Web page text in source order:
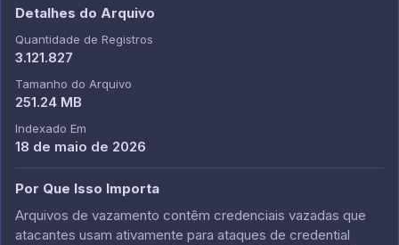
Detalhes do Arquivo
Quantidade de Registros
3.121.827
Tamanho do Arquivo
251.24 MB
Indexado Em
18 de maio de 2026
Por Que Isso Importa
Arquivos de vazamento contêm credenciais vazadas que
atacantes usam ativamente para ataques de credential